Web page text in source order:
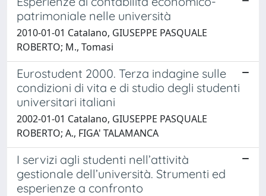
patrimoniale nelle università
2010-01-01 Catalano, GIUSEPPE PASQUALE
ROBERTO; M., Tomasi
Eurostudent 2000. Terza indagine sulle
condizioni di vita e di studio degli studenti
universitari italiani
2002-01-01 Catalano, GIUSEPPE PASQUALE
ROBERTO; A., FIGA' TALAMANCA
I servizi agli studenti nell’attività
gestionale dell’università. Strumenti ed
esperienze a confronto